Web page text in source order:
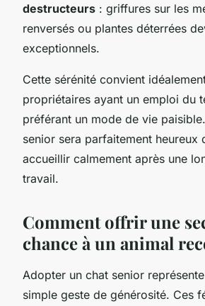
destructeurs : griffures sur les
renversés ou plantes déterrées
exceptionnels.
Cette sérénité convient
propriétaires ayant un emploi du
préférant un mode de vie
senior sera parfaitement heureux
accueillir calmement après une
travail.
Comment offrir une
chance à un animal
Adopter un chat senior
simple geste de générosité. Ces